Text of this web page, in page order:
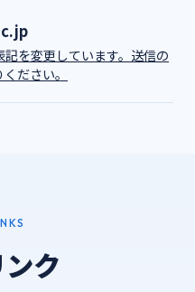
を変更しています。送信の
ださい。
ク